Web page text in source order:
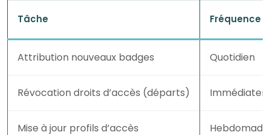
Tâche Fréquence
Attribution nouveaux badges Quotidien
Révocation droits d’accès (départs)
Mise à jour profils d’accès